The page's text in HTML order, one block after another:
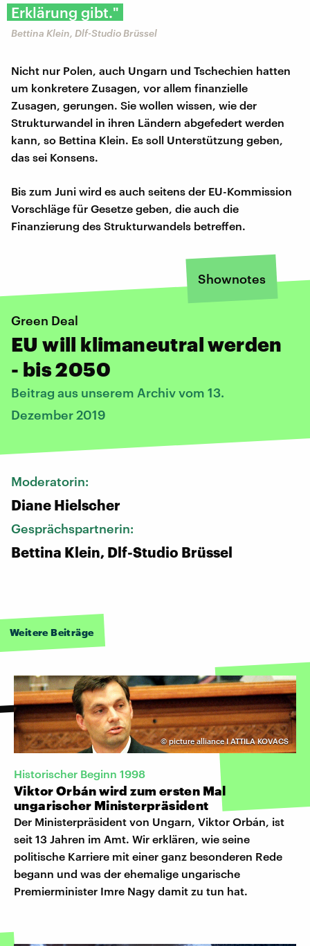
Erklärung gibt."
Bettina Klein, Dlf-Studio Brüssel
Nicht nur Polen, auch Ungarn und Tschechien hatten
um konkretere Zusagen, vor allem finanzielle
Zusagen, gerungen. Sie wollen wissen, wie der
Strukturwandel in ihren Ländern abgefedert werden
kann, so Bettina Klein. Es soll Unterstützung geben,
das sei Konsens.
Bis zum Juni wird es auch seitens der EU-Kommission
Vorschläge für Gesetze geben, die auch die
Finanzierung des Strukturwandels betreffen.
Shownotes
Green Deal
EU will klimaneutral werden
- bis 2050
Beitrag aus unserem Archiv vom 13.
Dezember 2019
Moderatorin:
Diane Hielscher
Gesprächspartnerin:
Bettina Klein, Dlf-Studio Brüssel
Weitere Beiträge
©picture alliance I ATTILA KOVACS
Historischer Beginn 1998
Viktor Orbán wird zum ersten Mal
ungarischer Ministerpräsident
Der Ministerpräsident von Ungarn, Viktor Orbán, ist
seit 13 Jahren im Amt. Wir erklären, wie seine
politische Karriere mit einer ganz besonderen Rede
begann und was der ehemalige ungarische
Premierminister Imre Nagy damit zu tun hat.